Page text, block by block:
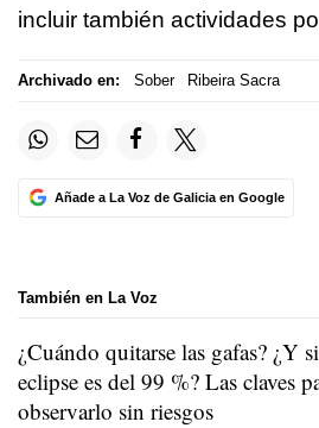
incluir también actividades
Archivado en: Sober Ribeira Sacra
Añade a La Voz de Galicia en Google
También en La Voz
¿Cuándo quitarse las gafas? ¿Y
eclipse es del 99 %? Las claves
observarlo sin riesgos